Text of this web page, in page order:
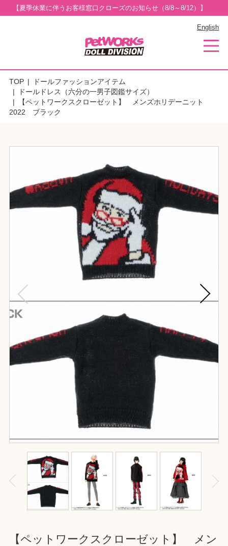
【夏季休業に伴うお客様窓口クローズのお知らせ（8/8～8/12）】
English
TOP
ドールファッションアイテム
ドールドレス（六分の一男子図鑑サイズ）
【ペットワークスクローゼット】 メンズホリデーニット
2022 ブラック
【ペットワークスクローゼット】 メン